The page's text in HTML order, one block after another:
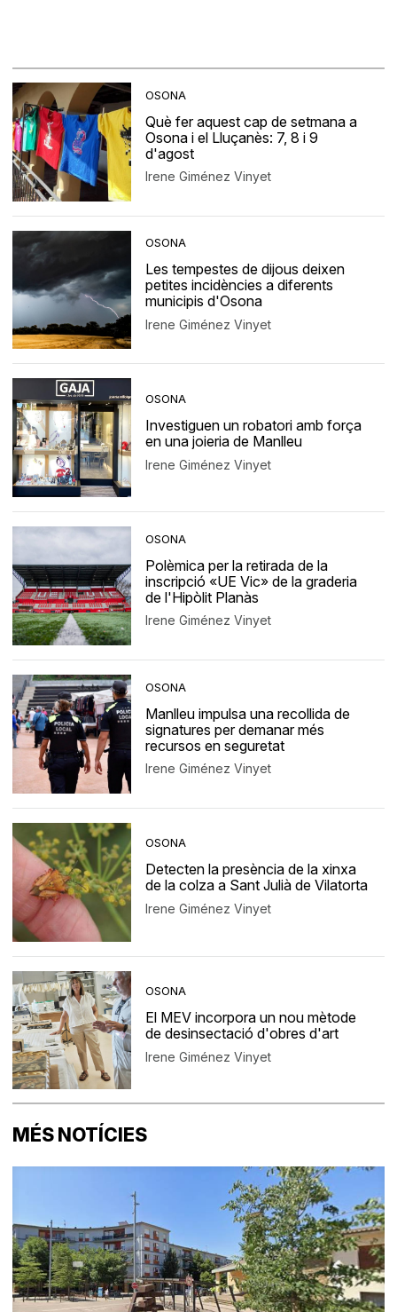
OSONA
Què fer aquest cap de setmana a
Osona i el Lluçanès: 7, 8 i 9
d'agost
Irene Giménez Vinyet
OSONA
Les tempestes de dijous deixen
petites incidències a diferents
municipis d'Osona
Irene Giménez Vinyet
OSONA
Investiguen un robatori amb força
en una joieria de Manlleu
Irene Giménez Vinyet
OSONA
Polèmica per la retirada de la
inscripció «UE Vic» de la graderia
de l'Hipòlit Planàs
Irene Giménez Vinyet
OSONA
Manlleu impulsa una recollida de
signatures per demanar més
recursos en seguretat
Irene Giménez Vinyet
OSONA
Detecten la presència de la xinxa
de la colza a Sant Julià de Vilatorta
Irene Giménez Vinyet
OSONA
El MEV incorpora un nou mètode
de desinsectació d'obres d'art
Irene Giménez Vinyet
MÉS NOTÍCIES